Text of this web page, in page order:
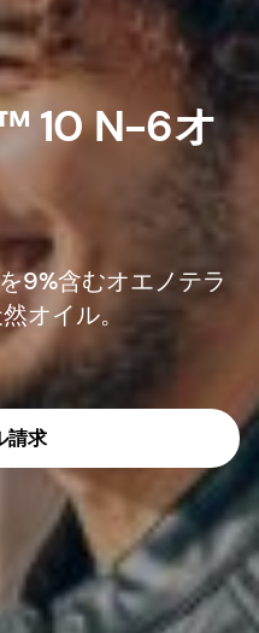
10 N-6オ
9%含むオエノテラ
オイル。
請求